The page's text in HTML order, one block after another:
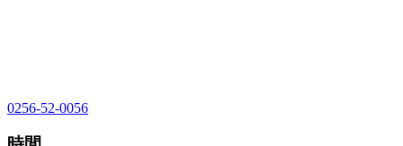
0256-52-0056